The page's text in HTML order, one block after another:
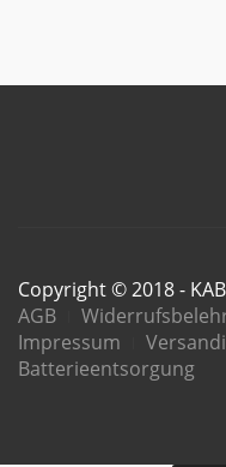
Copyright © 2018 -
AGB
Impressum
Batterieentsorgung